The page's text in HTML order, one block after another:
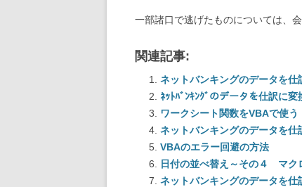
一部諸口で逃げたものについては、
関連記事:
ネットバンキングのデータを
ﾈｯﾄﾊﾞﾝｷﾝｸﾞのデータを仕訳に
ワークシート関数をVBAで使う
ネットバンキングのデータを
VBAのエラー回避の方法
日付の並べ替え～その４ マク
ネットバンキングのデータを